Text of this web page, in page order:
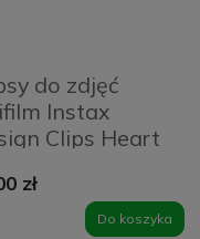
do zdjęć
Instax
Clips Heart
-
zł
Do koszyka